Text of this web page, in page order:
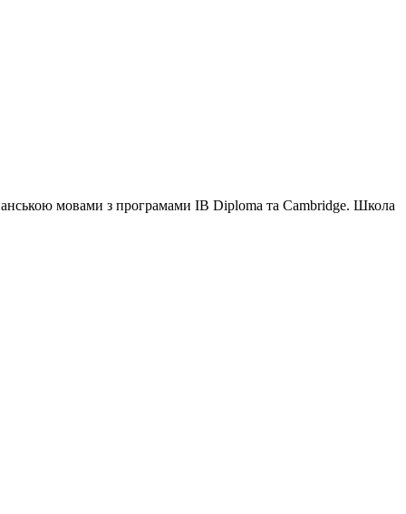
мовами з програмами IB Diploma та Cambridge. Школа